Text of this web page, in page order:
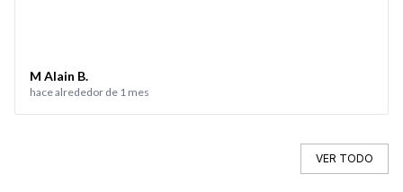
M Alain B.
hace alrededor de 1 mes
VER TODO